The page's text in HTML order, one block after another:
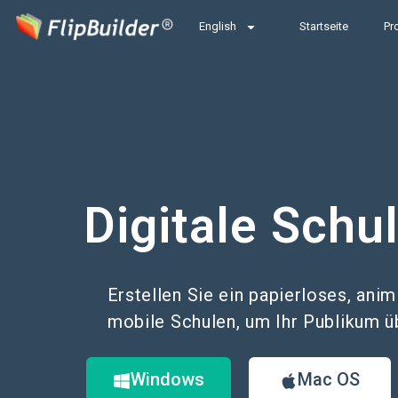
English Startseite
Digitale
Erstellen Sie ein papierloses,
mobile Schulen, um Ihr Publikum
Windows Mac OS